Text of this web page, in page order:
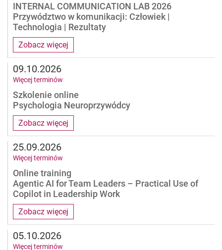
Zobacz więcej
INTERNAL COMMUNICATION LAB 2026
Przywództwo w komunikacji: Człowiek |
Technologia | Rezultaty
Zobacz więcej
Szkolenie online
Psychologia Neuroprzywódcy
09.10.2026
Więcej terminów
Zobacz więcej
Online training
Agentic AI for Team Leaders – Practical Use of
Copilot in Leadership Work
25.09.2026
Więcej terminów
05.10.2026
Więcej terminów